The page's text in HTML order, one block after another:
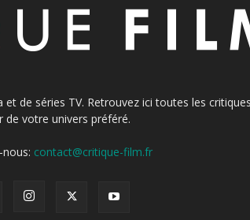
de séries TV. Retrouvez ici toutes les
de votre univers préféré.
contact@critique-film.fr